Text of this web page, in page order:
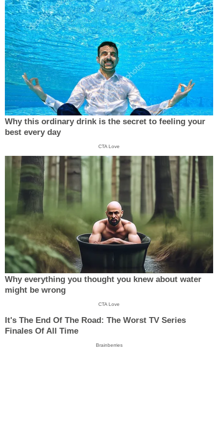
Why this ordinary drink is the secret to feeling your
best every day
CTA Love
Why everything you thought you knew about water
might be wrong
CTA Love
It's The End Of The Road: The Worst TV Series
Finales Of All Time
Brainberries